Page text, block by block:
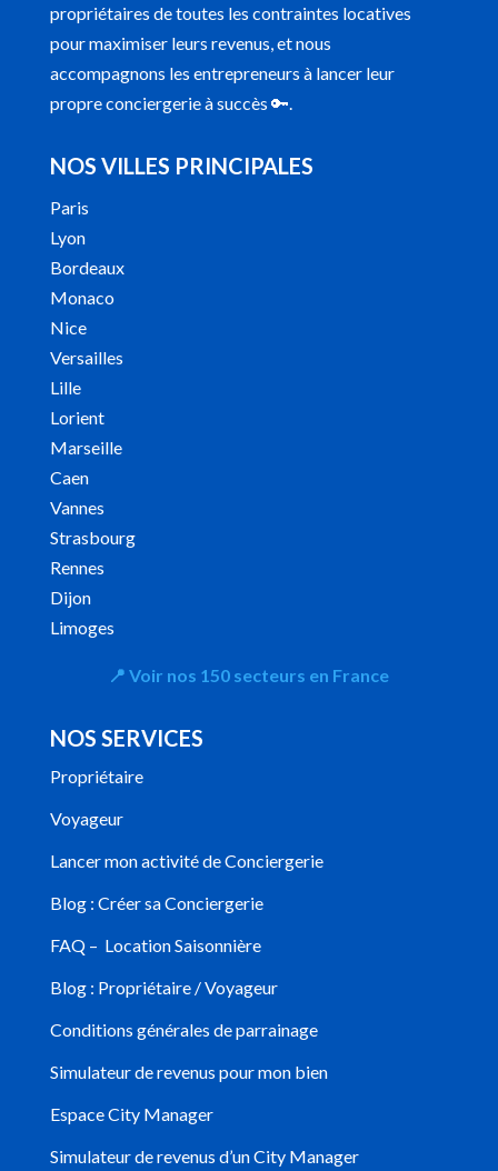
propriétaires de toutes les contraintes locatives
pour maximiser leurs revenus, et nous
accompagnons les entrepreneurs à lancer leur
propre conciergerie à succès 🔑.
NOS VILLES PRINCIPALES
Paris
Lyon
Bordeaux
Monaco
Nice
Versailles
Lille
Lorient
Marseille
Caen
Vannes
Strasbourg
Rennes
Dijon
Limoges
📍Voir nos 150 secteurs en France
NOS SERVICES
Propriétaire
Voyageur
Lancer mon activité de Conciergerie
Blog : Créer sa Conciergerie
FAQ – Location Saisonnière
Blog : Propriétaire / Voyageur
Conditions générales de parrainage
Simulateur de revenus pour mon bien
Espace City Manager
Simulateur de revenus d’un City Manager